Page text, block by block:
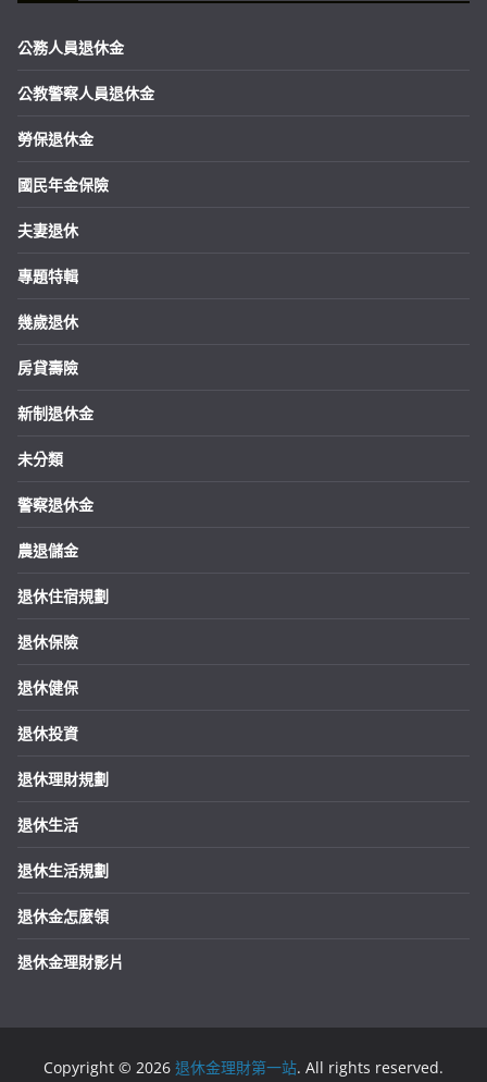
公務人員退休金
公教警察人員退休金
勞保退休金
國民年金保險
夫妻退休
專題特輯
幾歲退休
房貸壽險
新制退休金
未分類
警察退休金
農退儲金
退休住宿規劃
退休保險
退休健保
退休投資
退休理財規劃
退休生活
退休生活規劃
退休金怎麼領
退休金理財影片
Copyright © 2026 退休金理財第一站. All rights reserved.